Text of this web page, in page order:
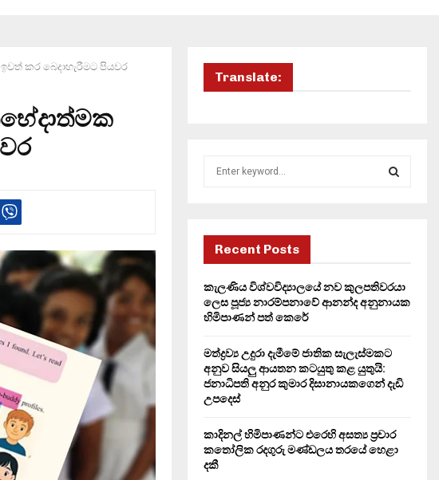
කර බෙදාහැරීමට පියවර
Translate:
f
r
:
R
Recent Posts
කැලණිය විශ්වවිද්‍යාලයේ නව කුලපතිවරයා
ලෙස පූජ්‍ය නාරම්පනාවේ ආනන්ද අනුනායක
හිමිපාණන් පත් කෙරේ
මත්ද්‍රව්‍ය උදුරා දැමීමේ ජාතික සැලැස්මකට
අනුව සියලු ආයතන කටයුතු කළ යුතුයි:
ජනාධිපති අනුර කුමාර දිසානායකගෙන් දැඩි
උපදෙස්
කාදිනල් හිමිපාණන්ට එරෙහි අසත්‍ය ප්‍රචාර
කතෝලික රදගුරු මණ්ඩලය තරයේ හෙළා
දකී